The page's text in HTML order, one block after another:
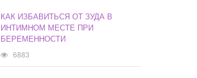
КАК ИЗБАВИТЬСЯ ОТ ЗУДА В
ИНТИМНОМ МЕСТЕ ПРИ
БЕРЕМЕННОСТИ
6883